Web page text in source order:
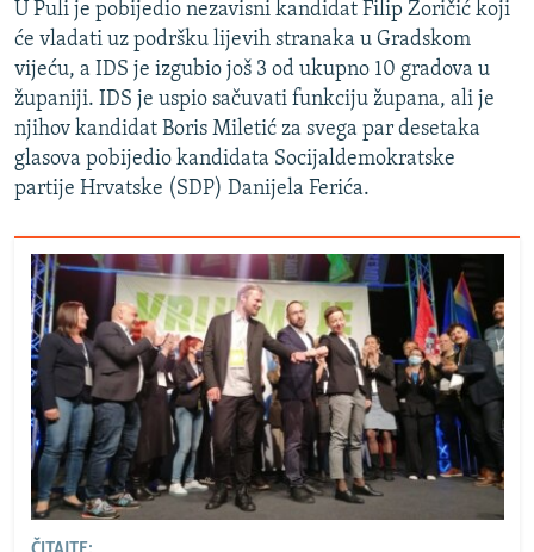
U Puli je pobijedio nezavisni kandidat Filip Zoričić koji
će vladati uz podršku lijevih stranaka u Gradskom
vijeću, a IDS je izgubio još 3 od ukupno 10 gradova u
županiji. IDS je uspio sačuvati funkciju župana, ali je
njihov kandidat Boris Miletić za svega par desetaka
glasova pobijedio kandidata Socijaldemokratske
partije Hrvatske (SDP) Danijela Ferića.